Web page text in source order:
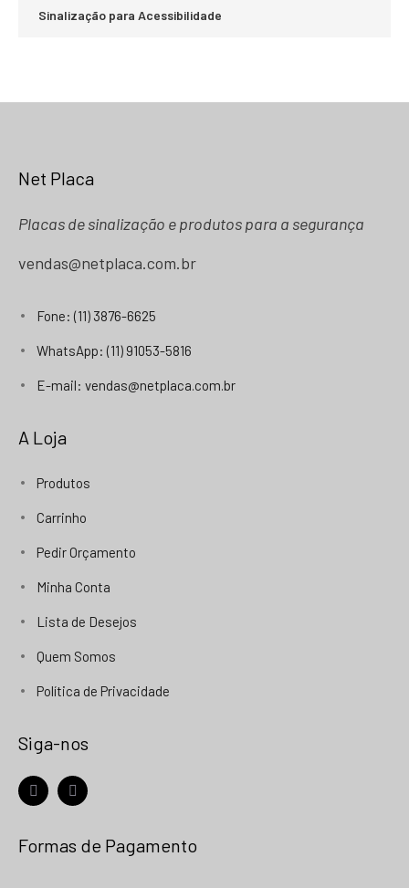
Sinalização para Acessibilidade
Net Placa
Placas de sinalização e produtos para a segurança
vendas@netplaca.com.br
Fone: (11) 3876-6625
WhatsApp: (11) 91053-5816
E-mail: vendas@netplaca.com.br
A Loja
Produtos
Carrinho
Pedir Orçamento
Minha Conta
Lista de Desejos
Quem Somos
Política de Privacidade
Siga-nos
Formas de Pagamento